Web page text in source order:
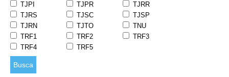
TJPI
TJPR
TJRR
TJRS
TJSC
TJSP
TJRN
TJTO
TNU
TRF1
TRF2
TRF3
TRF4
TRF5
Busca